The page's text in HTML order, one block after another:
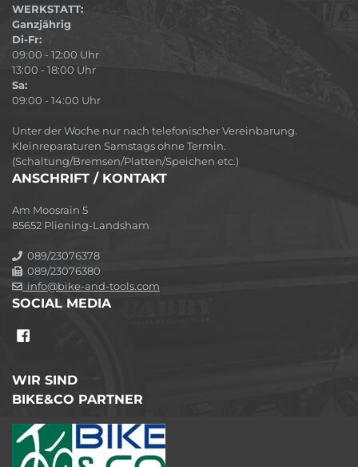
WERKSTATT:
Ganzjährig
Di-Fr:
09:00 - 12:00 Uhr
13:00 - 18:00 Uhr
Sa:
09:00 - 14:00 Uhr
Unter der Woche nur nach telefonischer Vereinbarung.
Kleinreparaturen Samstags ohne Termin.
(Schaltung/Bremsen/Platten/Speichen etc.)
ANSCHRIFT / KONTAKT
Am Moosrain 5
85652 Pliening-Landsham
089/23076378
089/23076380
info@bike-and-tools.com
SOCIAL MEDIA
WIR SIND
BIKE&CO PARTNER